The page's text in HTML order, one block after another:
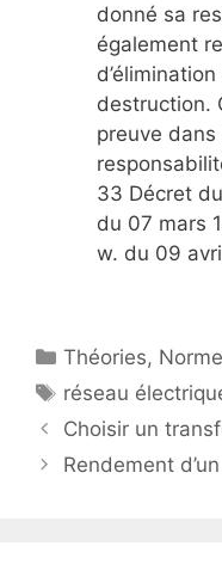
donné sa
également
destruction.
preuve
33 Décret
du 07 mars
w. du 09
Catégories
Théories,
Étiquettes
réseau
Choisir un
Rendement